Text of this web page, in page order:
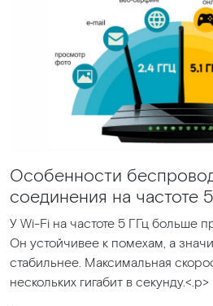
Особенности
соединения на частоте
У Wi-Fi на частоте 5 ГГц больше
Он устойчивее к помехам, а
стабильнее. Максимальная
нескольких гигабит в секунду.<.p>